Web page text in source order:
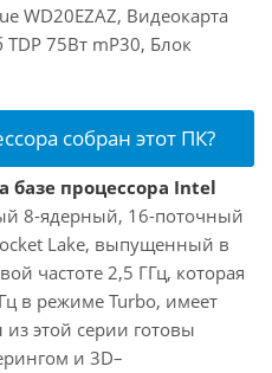
WD20EZAZ, Видеокарта
TDP 75Вт mP30, Блок
собран этот ПК?
базе процессора Intel
8-ядерный, 16-поточный
Lake, выпущенный в
частоте 2,5 ГГц, которая
в режиме Turbo, имеет
этой серии готовы
и 3D–